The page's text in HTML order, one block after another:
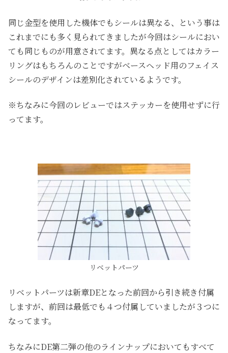
同じ金型を使用した機体でもシールは異なる、という事は
これまでにも多く見られてきましたが今回はシールにおい
ても同じものが用意されてます。異なる点としてはカラー
リングはもちろんのことですがベースヘッド用のフェイス
シールのデザインは差別化されているようです。
※ちなみに今回のレビューではステッカーを使用せずに行
ってます。
リベットパーツ
リベットパーツは新章DEとなった前回から引き続き付属
しますが、前回は最低でも４つ付属していましたが３つに
なってます。
ちなみにDE第二弾の他のラインナップにおいてもすべて